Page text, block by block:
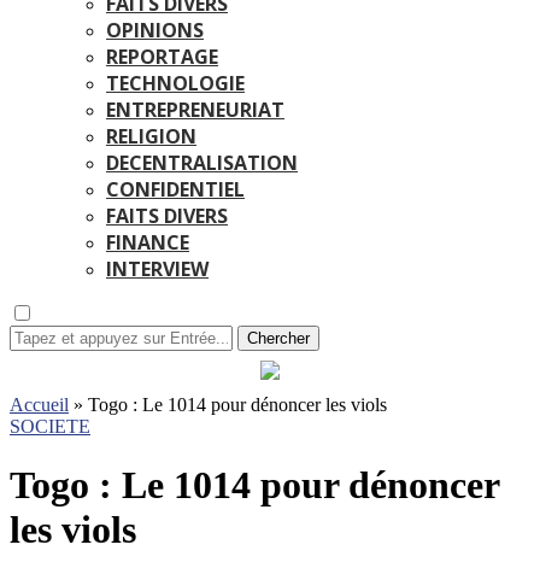
OPINIONS
REPORTAGE
TECHNOLOGIE
ENTREPRENEURIAT
RELIGION
DECENTRALISATION
CONFIDENTIEL
FAITS DIVERS
FINANCE
INTERVIEW
Chercher
Accueil » Togo : Le 1014 pour dénoncer les viols
SOCIETE
Togo : Le 1014 pour dénoncer
les viols